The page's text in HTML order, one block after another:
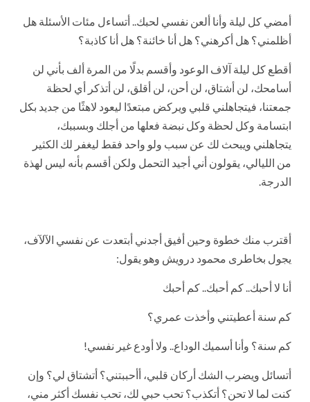
أمضي كل ليلة وأنا ألعن نفسي لحبك.. أتساءل مئات الأسئلة هل
أظلمني؟ هل أكرهني؟ هل أنا خائنة؟ هل أنا كاذبة؟
أقطع كل ليلة آلاف الوعود وأقسم بدلًا من المرة ألف بأني لن
أسامحك، لن أشتاق، لن أحن، لن أقلق، لن أتذكر أي لحظة
جمعتنا، فيتجاهلني قلبي ويركض مبتعدًا ليعود لاهثًا من جديد بكل
ابتسامة وكل لحظة وكل نبضة فعلها من أجلك وبسببك،
يتجاهلني ويبحث لك عن سبب ولو واحد فقط ليغفر لك الكثير
من الليالي، يقولون أني أجيد التحمل ولكن أقسم بأنه ليس لهذة
الدرجة.
أقترب منك خطوة وحين أفيق أجدني أبتعدت عن نفسي الآلآف،
يجول بخاطرى محمود درويش وهو يقول:
أنا لا أحبك.. كم أحبك.. كم أحبك
كم سنة أعطيتني وأخذت عمري؟
كم سنة؟ وأنا أسميك الوداع.. ولا أودع غير نفسي!
أتسائل ويضرب الشك أركان قلبي، أأحببتني؟ أتشتاق لي؟ وإن
كنت لما لا تحن؟ أتكذب؟ تحب حبي لك، تحب نفسك أكثر مني،